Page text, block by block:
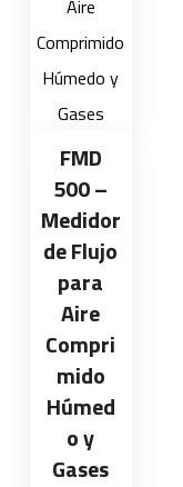
FMD
500 –
Medidor
de Flujo
para
Aire
Compri
mido
Húmed
o y
Gases